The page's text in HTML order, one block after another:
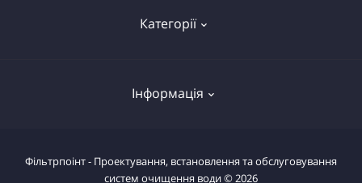
Категорії
ПОПУЛЯРНІ ТОВАРИ
Фільтри магістральні
Інформація
Фільтрпоінт - Проектування, встановлення та обслуговування
систем очищення води © 2026